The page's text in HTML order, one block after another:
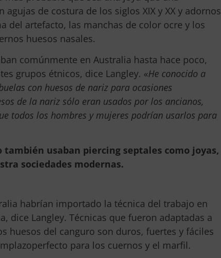
de costura de los siglos XIX y XX y adornos
del artefacto, las manchas de color ocre y los
huesos nasales.
comúnmente en Australia hasta hace poco,
grupos étnicos, dice Langley. «He conocido a
con huesos de nariz para ocasiones
de la nariz sólo eran usados ​​por los ancianos,
todos los hombres y mujeres podrían usarlos para
usaban piercing septales como joyas,
sociedades modernas.
habrían importado la técnica del trabajo en
dice Langley. Técnicas que fueron adaptadas a
huesos del canguro son duros, fuertes y fáciles
para los cuernos y el marfil.